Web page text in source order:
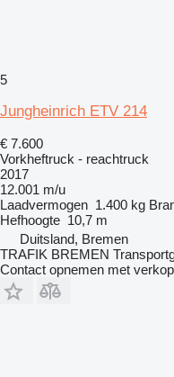
5
Jungheinrich ETV 214
€ 7.600
Vorkheftruck - reachtruck
2017
12.001 m/u
Laadvermogen 1.400 kg
Hefhoogte 10,7 m
Duitsland, Bremen
TRAFIK BREMEN
Contact opnemen met